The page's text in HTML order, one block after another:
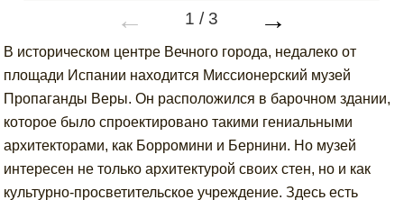
← 1 /3 →
В историческом центре Вечного города, недалеко от
площади Испании находится Миссионерский музей
Пропаганды Веры. Он расположился в барочном здании,
которое было спроектировано такими гениальными
архитекторами, как Борромини и Бернини. Но музей
интересен не только архитектурой своих стен, но и как
культурно-просветительское учреждение. Здесь есть